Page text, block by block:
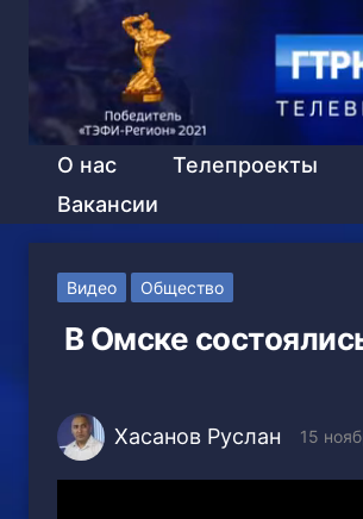
О нас Телепроекты
Вакансии
Видео Общество
В Омске
Хасанов Руслан 15